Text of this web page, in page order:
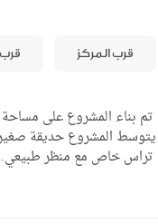
قرب قرب المركز
يتوسط المشروع حديقة
تراس خاص مع منظر طبيعي.